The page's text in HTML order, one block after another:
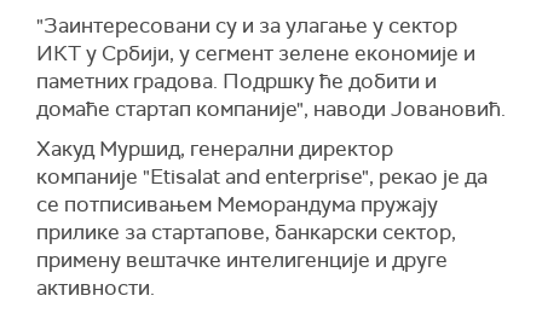
"Заинтересовани су и за улагање у сектор
ИКТ у Србији, у сегмент зелене економије и
паметних градова. Подршку ће добити и
домаће стартап компаније", наводи Јовановић.
Хакуд Муршид, генерални директор
компаније "Etisalat and enterprise", рекао је да
се потписивањем Меморандума пружају
прилике за стартапове, банкарски сектор,
примену вештачке интелигенције и друге
активности.